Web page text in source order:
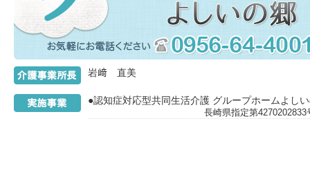
岩﨑 直美
●認知症対応型共同生活介護 グループホームよし
長崎県指定第